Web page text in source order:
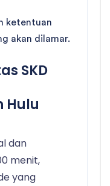
ketentuan
akan dilamar.
SKD
Hulu
dan
menit,
yang